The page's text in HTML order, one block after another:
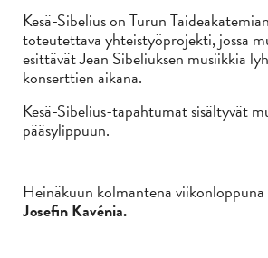
Kesä-Sibelius on Turun
toteutettava yhteistyöprojekti, jossa
esittävät Jean Sibeliuksen musiikkia
konserttien aikana.
Kesä-Sibelius-tapahtumat sisältyvät
pääsylippuun.
Heinäkuun kolmantena
Josefin Kavénia.